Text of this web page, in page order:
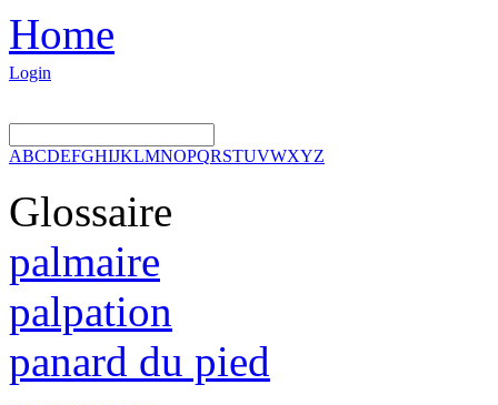
Home
Login
ABCDEFGHIJKLMNOPQRSTUVWXYZ
Glossaire
palmaire
palpation
panard du pied